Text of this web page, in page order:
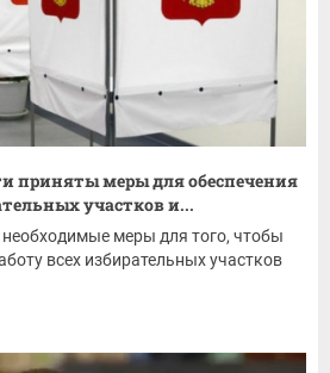
приняты меры для обеспечения
участков и...
необходимые меры для того, чтобы
всех избирательных участков